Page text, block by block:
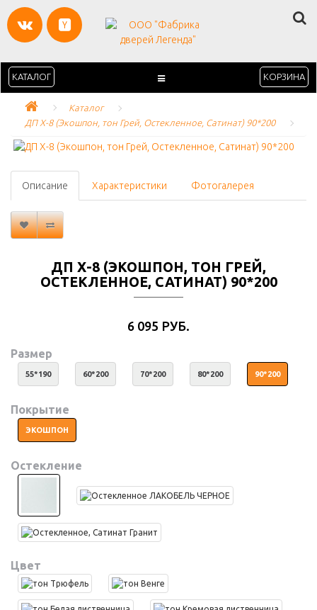
КАТАЛОГ КОРЗИНА
Каталог
ДП Х-8 (Экошпон, тон Грей, Остекленное, Сатинат) 90*200
Описание Характеристики Фотогалерея
ДП Х-8 (ЭКОШПОН, ТОН ГРЕЙ,
ОСТЕКЛЕННОЕ, САТИНАТ) 90*200
6 095 РУБ.
Размер
55*190 60*200 70*200 80*200 90*200
Покрытие
ЭКОШПОН
Остекление
Цвет